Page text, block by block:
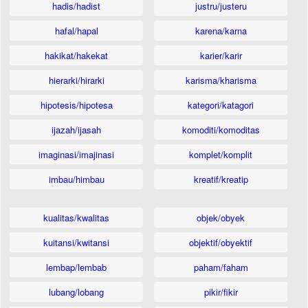
hadis/hadist
hafal/hapal
hakikat/hakekat
hierarki/hirarki
hipotesis/hipotesa
ijazah/ijasah
imaginasi/imajinasi
imbau/himbau
justru/justeru
karena/karna
karier/karir
karisma/kharisma
kategori/katagori
komoditi/komoditas
komplet/komplit
kreatif/kreatip
kualitas/kwalitas
kuitansi/kwitansi
lembap/lembab
lubang/lobang
objek/obyek
objektif/obyektif
paham/faham
pikir/fikir